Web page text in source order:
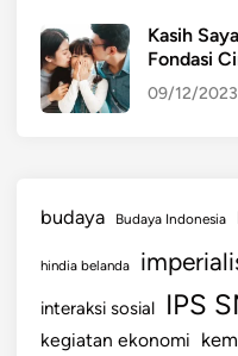
Kasih
Fondasi
09/12/2023
budaya Budaya Indonesia
hindia belanda
interaksi sosial IPS
kegiatan ekonomi